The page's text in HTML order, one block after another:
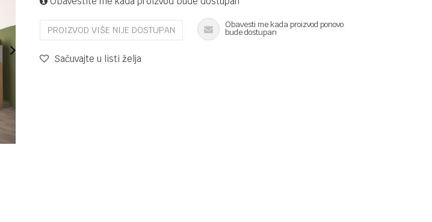
PROIZVOD VIŠE NIJE DOSTUPAN
Obavesti me kada proizvod ponovo
bude dostupan
Sačuvajte u listi želja